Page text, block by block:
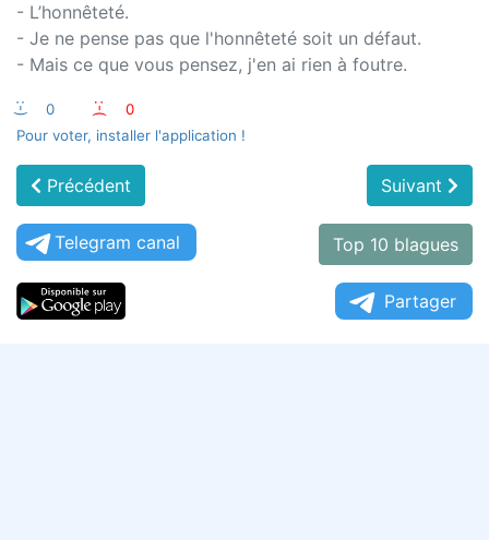
- L’honnêteté.
- Je ne pense pas que l'honnêteté soit un défaut.
- Mais ce que vous pensez, j'en ai rien à foutre.
:-) 0 :-(
0
Pour voter, installer l'application !
Précédent Suivant
Telegram canal Top 10 blagues
Partager